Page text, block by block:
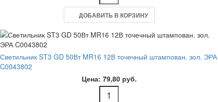
ДОБАВИТЬ В КОРЗИНУ
Светильник ST3 GD 50Вт MR16 12В точечный штампован. зол. ЭРА
C0043802
Цена: 79,80 руб.